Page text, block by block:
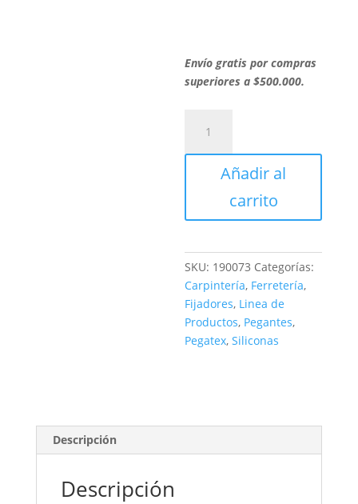
Envío gratis por compras
superiores a $500.000.
285
BOTELLAAñadir al
carrito
SKU: 190073 Categorías:
Carpintería, Ferretería,
Fijadores, Linea de
Productos, Pegantes,
Pegatex,Siliconas
Descripción
Descripción